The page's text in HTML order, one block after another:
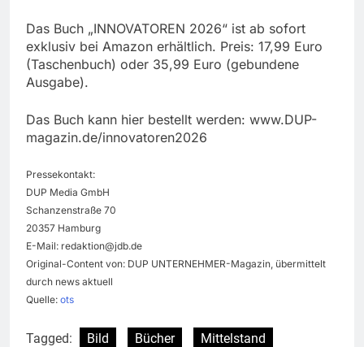
Das Buch „INNOVATOREN 2026“ ist ab sofort
exklusiv bei Amazon erhältlich. Preis: 17,99 Euro
(Taschenbuch) oder 35,99 Euro (gebundene
Ausgabe).
Das Buch kann hier bestellt werden: www.DUP-
magazin.de/innovatoren2026
Pressekontakt:
DUP Media GmbH
Schanzenstraße 70
20357 Hamburg
E-Mail: redaktion@jdb.de
Original-Content von: DUP UNTERNEHMER-Magazin, übermittelt
durch news aktuell
Quelle: ots
Tagged: Bild Bücher Mittelstand